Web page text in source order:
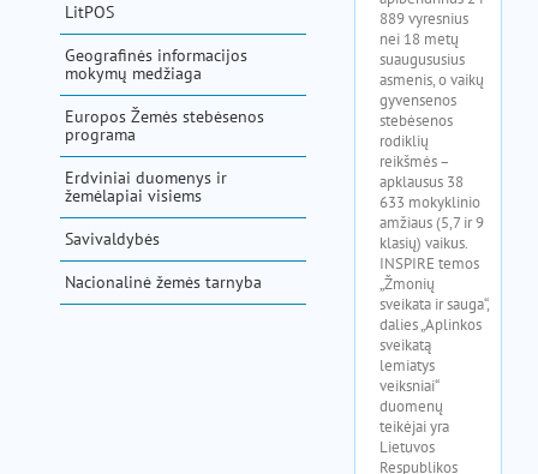
LitPOS
Geografinės informacijos
mokymų medžiaga
Europos Žemės stebėsenos
programa
Erdviniai duomenys ir
žemėlapiai visiems
Savivaldybės
Nacionalinė žemės tarnyba